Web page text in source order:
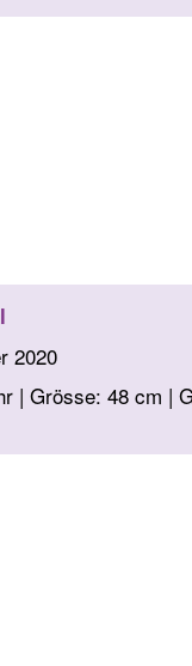
2020
| Grösse: 48 cm |